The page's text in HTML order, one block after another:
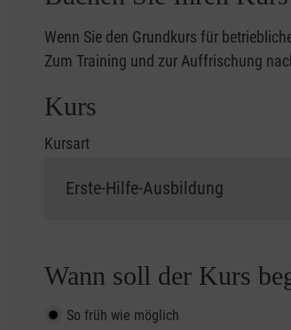
Wenn Sie den Grundkurs für
Zum Training und zur Auffrischung
Kurs
Kursart
Wann soll der Kurs
So früh wie möglich